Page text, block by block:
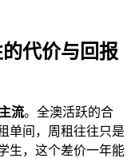
代价与回报
流。全澳活跃的合
单间，周租往往只是
生，这个差价一年能